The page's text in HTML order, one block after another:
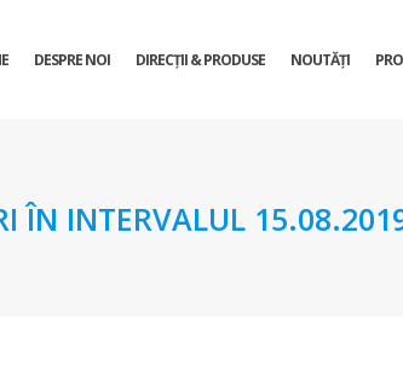
DESPRE NOI DIRECŢII & PRODUSE NOUTĂȚI
ÎN INTERVALUL